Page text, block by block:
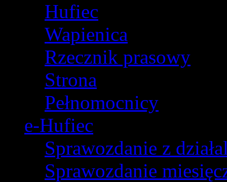
Hufiec
Wapienica
Rzecznik prasowy
Strona
Pełnomocnicy
e-Hufiec
Sprawozdanie z
Sprawozdanie